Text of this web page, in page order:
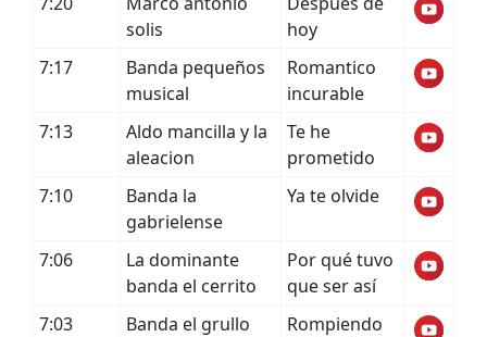
solis
hoy
7:17
Banda pequeños
musical
Romantico
incurable
7:13
Aldo mancilla y la
aleacion
Te he
prometido
7:10
Banda la
gabrielense
Ya te olvide
7:06
La dominante
banda el cerrito
Por qué tuvo
que ser así
7:03
Banda el grullo
Rompiendo